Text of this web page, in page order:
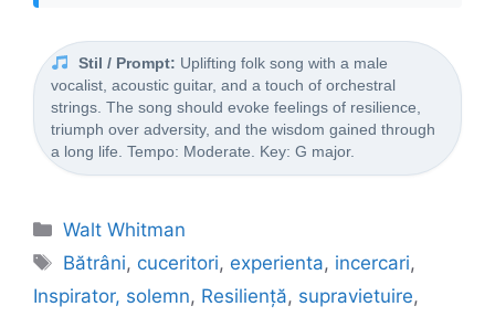
Stil / Prompt: Uplifting folk song with a male
vocalist, acoustic guitar, and a touch of orchestral
strings. The song should evoke feelings of resilience,
triumph over adversity, and the wisdom gained through
a long life. Tempo: Moderate. Key: G major.
Categorii
Walt Whitman
Etichete
Bătrâni, cuceritori, experienta, incercari,
Inspirator, solemn, Resiliență, supravietuire,